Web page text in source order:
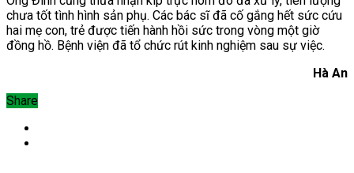
chưa tốt tình hình sản phụ. Các bác sĩ đã cố gắng hết sức cứu
hai mẹ con, trẻ được tiến hành hồi sức trong vòng một giờ
đồng hồ. Bệnh viện đã tổ chức rút kinh nghiệm sau sự việc.
Hà An
Share